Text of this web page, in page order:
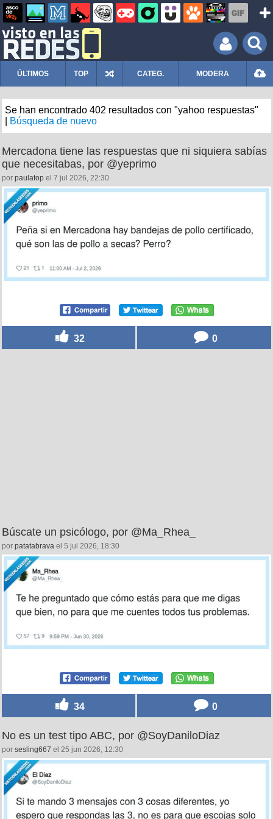
ÚLTIMOS TOP CATEG. MODERA
Se han encontrado 402 resultados con "yahoo respuestas"
Búsqueda de nuevo
Mercadona tiene las respuestas que ni siquiera sabías
que necesitabas, por @yeprimo
por paulatop el 7 jul 2026, 22:30
32 0
Búscate un psicólogo, por @Ma_Rhea_
por patatabrava el 5 jul 2026, 18:30
34 0
No es un test tipo ABC, por @SoyDaniloDiaz
por sesling667 el 25 jun 2026, 12:30